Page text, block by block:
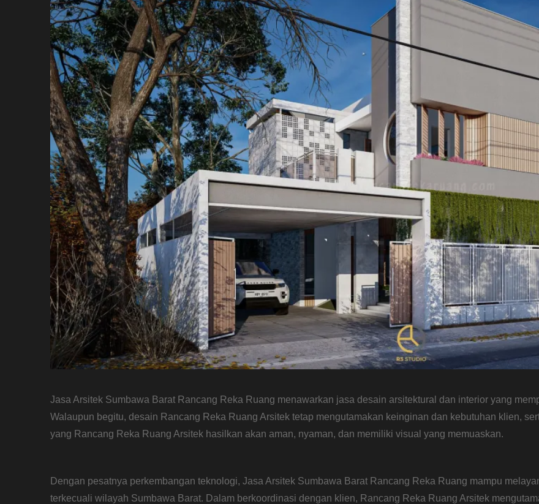
Jasa Arsitek Sumbawa Barat Rancang Reka Ruang menawarkan jasa desain arsitektural dan interior yang
Walaupun begitu, desain Rancang Reka Ruang Arsitek tetap mengutamakan keinginan dan kebutuhan klien,
yang Rancang Reka Ruang Arsitek hasilkan akan aman, nyaman, dan memiliki visual yang memuaskan.
Dengan pesatnya perkembangan teknologi, Jasa Arsitek Sumbawa Barat Rancang Reka Ruang mampu
terkecuali wilayah Sumbawa Barat. Dalam berkoordinasi dengan klien, Rancang Reka Ruang Arsitek